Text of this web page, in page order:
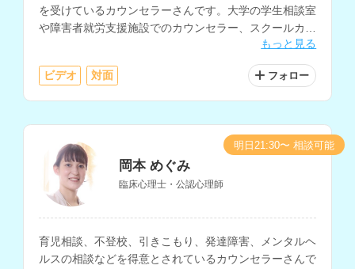
を受けているカウンセラーさんです。大学の学生相談室
や障害者就労支援施設でのカウンセラー、スクールカウ
もっと見る
ビデオ 対面 フォロー
岡本 めぐみ
臨床心理士・公認心理師
育児相談、不登校、引きこもり、発達障害、メンタルヘ
ルスの相談などを得意とされているカウンセラーさんで
明日21:30〜 相談可能